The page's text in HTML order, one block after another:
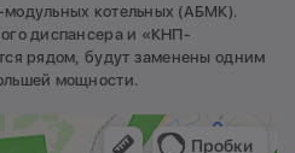
котельных (АБМК).
диспансера и «КНП-
рядом, будут заменены одним
мощности.